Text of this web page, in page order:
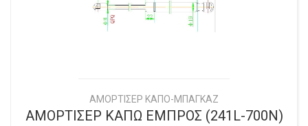
ΑΜΟΡΤΙΣΕΡ ΚΑΠΟ-ΜΠΑΓΚΑΖ
ΑΜΟΡΤΙΣΕΡ ΚΑΠΩ ΕΜΠΡΟΣ (241L-700N)